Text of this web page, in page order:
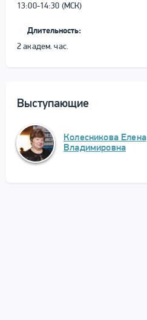
13:00-14:30 (МСК)
Длительность:
2 академ. час.
Выступающие
Колесникова Елена
Владимировна